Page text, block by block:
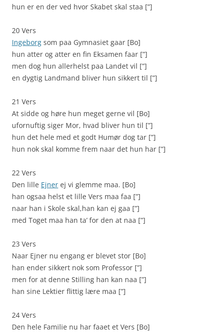
hun er en der ved hvor Skabet skal staa [”]
20 Vers
Ingeborg som paa Gymnasiet gaar [Bo]
hun atter og atter en fin Eksamen faar [”]
men dog hun allerhelst paa Landet vil [”]
en dygtig Landmand bliver hun sikkert til [”]
21 Vers
At sidde og høre hun meget gerne vil [Bo]
ufornuftig siger Mor, hvad bliver hun til [”]
hun det hele med et godt Humør dog tar [”]
hun nok skal komme frem naar det hun har [”]
22 Vers
Den lille Ejner ej vi glemme maa. [Bo]
han ogsaa helst et lille Vers maa faa [”]
naar han i Skole skal,han kan ej gaa [”]
med Toget maa han ta’ for den at naa [”]
23 Vers
Naar Ejner nu engang er blevet stor [Bo]
han ender sikkert nok som Professor [”]
men for at denne Stilling han kan naa [”]
han sine Lektier flittig lære maa [”]
24 Vers
Den hele Familie nu har faaet et Vers [Bo]